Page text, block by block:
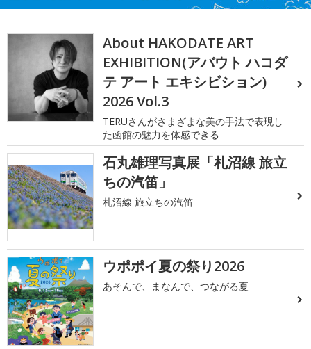
About HAKODATE ART
EXHIBITION(アバウト ハコダ
テ アート エキシビション)
2026 Vol.3
TERUさんがさまざまな美の手法で表現し
た函館の魅力を体感できる
石丸雄理写真展「札沼線 旅立
ちの汽笛」
札沼線 旅立ちの汽笛
ウポポイ夏の祭り2026
あそんで、まなんで、つながる夏